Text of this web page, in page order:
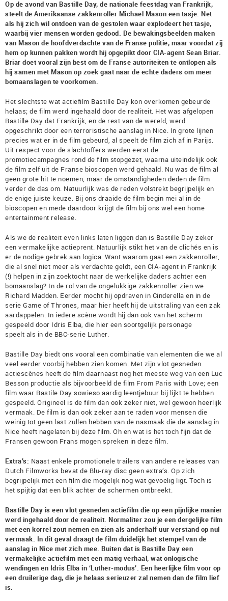
Op de avond van Bastille Day, de nationale feestdag van Frankrijk,
steelt de Amerikaanse zakkenroller Michael Mason een tasje. Net
als hij zich wil ontdoen van de gestolen waar explodeert het tasje,
waarbij vier mensen worden gedood. De bewakingsbeelden maken
van Mason de hoofdverdachte van de Franse politie, maar voordat zij
hem op kunnen pakken wordt hij opgepikt door CIA-agent Sean Briar.
Briar doet vooral zijn best om de Franse autoriteiten te ontlopen als
hij samen met Mason op zoek gaat naar de echte daders om meer
bomaanslagen te voorkomen.
Het slechtste wat actiefilm Bastille Day kon overkomen gebeurde
helaas; de film werd ingehaald door de realiteit. Het was afgelopen
Bastille Day dat Frankrijk, en de rest van de wereld, werd
opgeschrikt door een terroristische aanslag in Nice. In grote lijnen
precies wat er in de film gebeurd, al speelt de film zich af in Parijs.
Uit respect voor de slachtoffers werden eerst de
promotiecampagnes rond de film stopgezet, waarna uiteindelijk ook
de film zelf uit de Franse bioscopen werd gehaald. Nu was de film al
geen grote hit te noemen, maar de omstandigheden deden de film
verder de das om. Natuurlijk was de reden volstrekt begrijpelijk en
de enige juiste keuze. Bij ons draaide de film begin mei al in de
bioscopen en mede daardoor krijgt de film bij ons wel een home
entertainment release.
Als we de realiteit even links laten liggen dan is Bastille Day zeker
een vermakelijke actieprent. Natuurlijk stikt het van de clichés en is
er de nodige gebrek aan logica. Want waarom gaat een zakkenroller,
die al snel niet meer als verdachte geldt, een CIA-agent in Frankrijk
(!) helpen in zijn zoektocht naar de werkelijke daders achter een
bomaanslag? In de rol van de ongelukkige zakkenroller zien we
Richard Madden. Eerder mocht hij opdraven in Cinderella en in de
serie Game of Thrones, maar hier heeft hij de uitstraling van een zak
aardappelen. In iedere scène wordt hij dan ook van het scherm
gespeeld door Idris Elba, die hier een soortgelijk personage
speelt als in de BBC-serie Luther.
Bastille Day biedt ons vooral een combinatie van elementen die we al
veel eerder voorbij hebben zien komen. Met zijn vlot gesneden
actiescènes heeft de film daarnaast nog het meeste weg van een Luc
Besson productie als bijvoorbeeld de film From Paris with Love; een
film waar Bastile Day sowieso aardig leentjebuur bij lijkt te hebben
gespeeld. Origineel is de film dan ook zeker niet, wel gewoon heerlijk
vermaak. De film is dan ook zeker aan te raden voor mensen die
weinig tot geen last zullen hebben van de nasmaak die de aanslag in
Nice heeft nagelaten bij deze film. Oh en wat is het toch fijn dat de
Fransen gewoon Frans mogen spreken in deze film.
Extra’s: Naast enkele promotionele trailers van andere releases van
Dutch Filmworks bevat de Blu-ray disc geen extra’s. Op zich
begrijpelijk met een film die mogelijk nog wat gevoelig ligt. Toch is
het spijtig dat een blik achter de schermen ontbreekt.
Bastille Day is een vlot gesneden actiefilm die op een pijnlijke manier
werd ingehaald door de realiteit. Normaliter zou je een dergelijke film
met een korrel zout nemen en zien als anderhalf uur verstand op nul
vermaak. In dit geval draagt de film duidelijk het stempel van de
aanslag in Nice met zich mee. Buiten dat is Bastille Day een
vermakelijke actiefilm met een matig verhaal, wat onlogische
wendingen en Idris Elba in ‘Luther-modus’. Een heerlijke film voor op
een druilerige dag, die je helaas serieuzer zal nemen dan de film lief
is.